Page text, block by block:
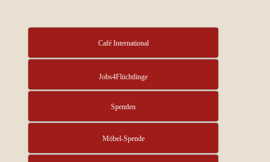
Café International
Jobs4Flüchtlinge
Spenden
Möbel-Spende